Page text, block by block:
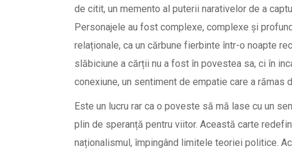
de citit, un memento al puterii narativelor de a
Personajele au fost complexe, complexe și
relaționale, ca un cărbune fierbinte într-o noapte
slăbiciune a cărții nu a fost în povestea sa, ci în
conexiune, un sentiment de empatie care a rămas
Este un lucru rar ca o poveste să mă lase cu un
plin de speranță pentru viitor. Această carte
naționalismul, împingând limitele teoriei politice.